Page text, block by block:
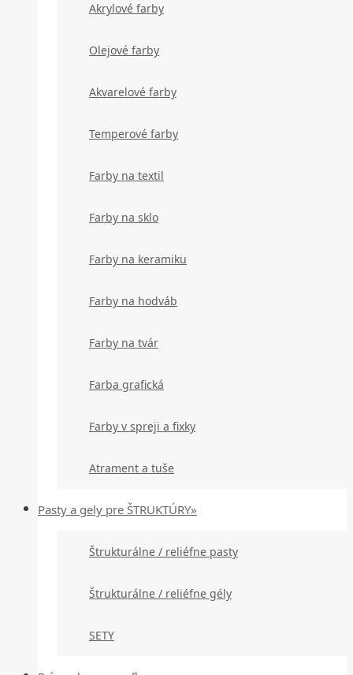
Akrylové farby
Olejové farby
Akvarelové farby
Temperové farby
Farby na textil
Farby na sklo
Farby na keramiku
Farby na hodváb
Farby na tvár
Farba grafická
Farby v spreji a fixky
Atrament a tuše
Pasty a gely pre ŠTRUKTÚRY»
Štrukturálne / reliéfne pasty
Štrukturálne / reliéfne gély
SETY